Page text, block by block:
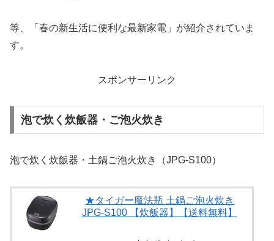
等、「春の新生活に便利な最新家電」が紹介されていま
す。
スポンサーリンク
泡で炊く炊飯器・ご泡火炊き
泡で炊く炊飯器・土鍋ご泡火炊き（JPG-S100）
★タイガー魔法瓶 土鍋ご泡火炊き
JPG-S100 【炊飯器】【送料無料】